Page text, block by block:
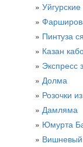
Пинтуза
Казан
Экспресс
Долма
Розочки
Дамляма
Юмурта
Вишневый